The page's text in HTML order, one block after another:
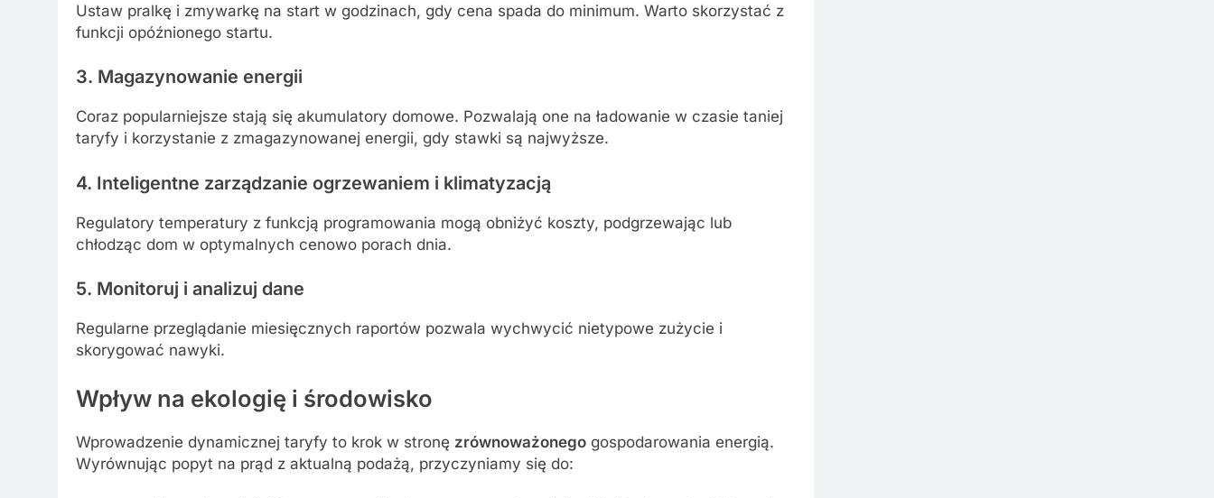
Ustaw pralkę i zmywarkę na start w godzinach, gdy cena spada do minimum. Warto skorzystać z
funkcji opóźnionego startu.
3. Magazynowanie energii
Coraz popularniejsze stają się akumulatory domowe. Pozwalają one na ładowanie w czasie taniej
taryfy i korzystanie z zmagazynowanej energii, gdy stawki są najwyższe.
4. Inteligentne zarządzanie ogrzewaniem i klimatyzacją
Regulatory temperatury z funkcją programowania mogą obniżyć koszty, podgrzewając lub
chłodząc dom w optymalnych cenowo porach dnia.
5. Monitoruj i analizuj dane
Regularne przeglądanie miesięcznych raportów pozwala wychwycić nietypowe zużycie i
skorygować nawyki.
Wpływ na ekologię i środowisko
Wprowadzenie dynamicznej taryfy to krok w stronę zrównoważonego gospodarowania energią.
Wyrównując popyt na prąd z aktualną podażą, przyczyniamy się do: